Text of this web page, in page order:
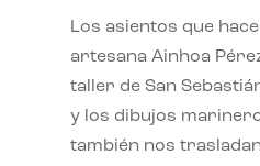
Los asientos que
artesana Ainhoa
taller de San
y los dibujos
también nos